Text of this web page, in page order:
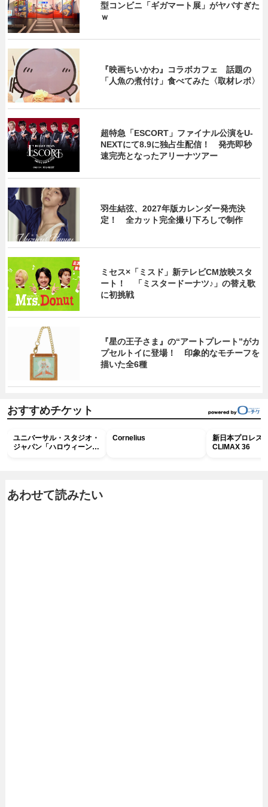
型コンビニ「ギガマート展」がヤバすぎた
ｗ
『映画ちいかわ』コラボカフェ 話題の
「人魚の煮付け」食べてみた〈取材レポ〉
超特急「ESCORT」ファイナル公演をU-
NEXTにて8.9に独占生配信！ 発売即秒
速完売となったアリーナツアー
羽生結弦、2027年版カレンダー発売決
定！ 全カット完全撮り下ろしで制作
ミセス×「ミスド」新テレビCM放映スタ
ート！ 「ミスタードーナツ♪」の替え歌
に初挑戦
『星の王子さま』の“アートプレート”がカ
プセルトイに登場！ 印象的なモチーフを
描いた全6種
おすすめチケット
ユニバーサル・スタジオ・
ジャパン「ハロウィーン・
Cornelius
新日本プロレス
CLIMAX 36
あわせて読みたい